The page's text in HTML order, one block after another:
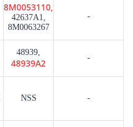
8M0053110,
42637A1,
8M0063267
-
48939,
48939A2 -
NSS -